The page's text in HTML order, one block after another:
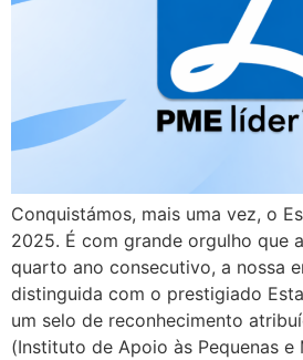
Conquistámos, mais uma vez, o
2025. É com grande orgulho que
quarto ano consecutivo, a nossa
distinguida com o prestigiado
um selo de reconhecimento
(Instituto de Apoio às Pequenas e